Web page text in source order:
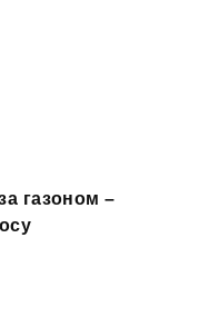
газоном –